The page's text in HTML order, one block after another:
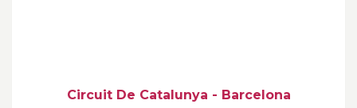
Circuit De Catalunya - Barcelona